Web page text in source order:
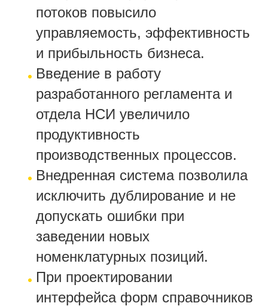
потоков повысило
управляемость, эффективность
и прибыльность бизнеса.
Введение в работу
разработанного регламента и
отдела НСИ увеличило
продуктивность
производственных процессов.
Внедренная система позволила
исключить дублирование и не
допускать ошибки при
заведении новых
номенклатурных позиций.
При проектировании
интерфейса форм справочников